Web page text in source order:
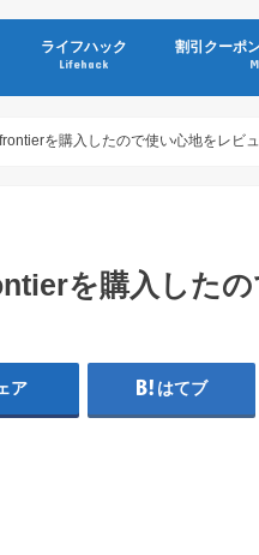
ライフハック
Lifehack
割引クーポ
を購入したので使い心地をレビ
を購入した
ア はてブ